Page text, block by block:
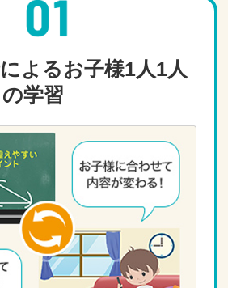
よるお子様1人1人
学習